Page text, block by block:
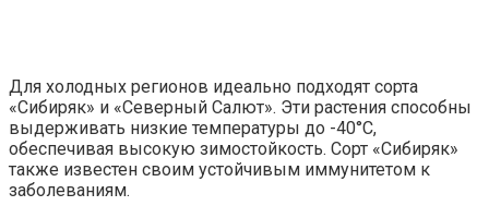
Для холодных регионов идеально подходят сорта
«Сибиряк» и «Северный Салют». Эти растения способны
выдерживать низкие температуры до -40°C,
обеспечивая высокую зимостойкость. Сорт «Сибиряк»
также известен своим устойчивым иммунитетом к
заболеваниям.